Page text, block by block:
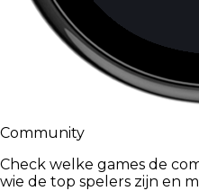
Community
Check welke games de
wie de top spelers zijn en